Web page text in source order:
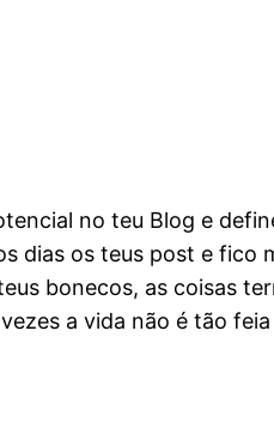
no teu Blog e
dias os teus post e
bonecos, as coisas
a vida não é tão